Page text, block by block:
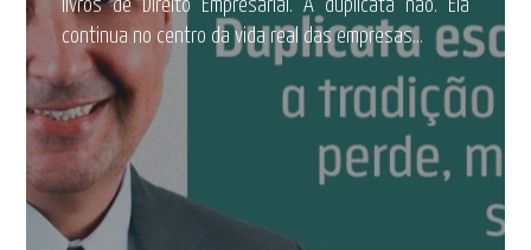
livros de Direito Empresarial. A duplicata não. Ela
continua no centro da vida real das empresas...